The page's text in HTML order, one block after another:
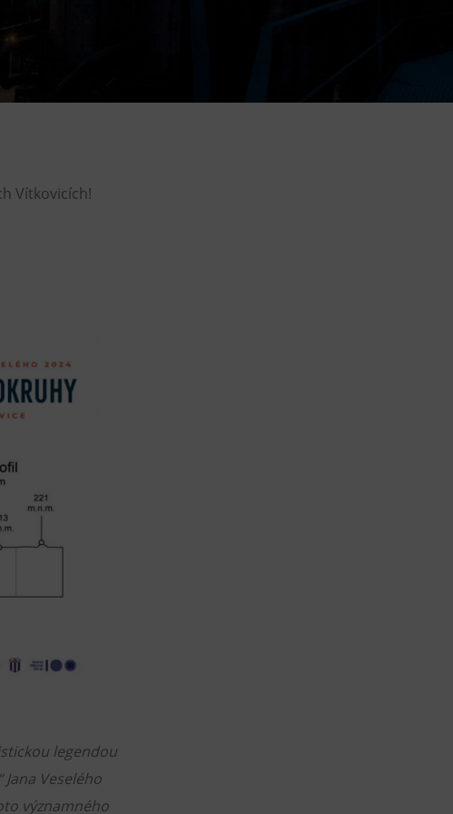
Vítkovicích!
legendou
Veselého
významného